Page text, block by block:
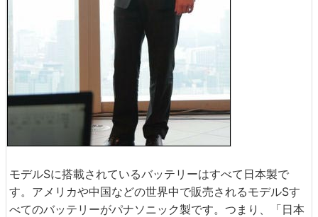
モデルSに搭載されているバッテリーはすべて日本製で
す。アメリカや中国などの世界中で販売されるモデルSす
べてのバッテリーがパナソニック製です。つまり、「日本